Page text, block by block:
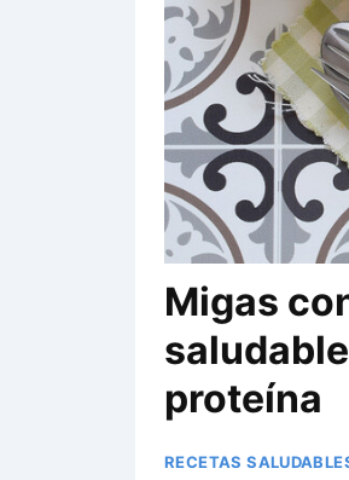
Migas
proteína
RECETAS